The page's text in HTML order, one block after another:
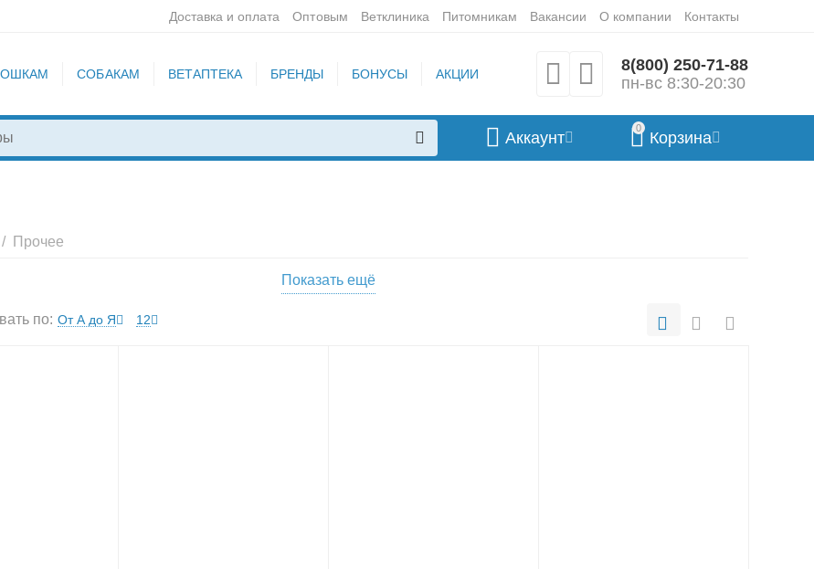
Доставка и оплата Оптовым Ветклиника Питомникам Вакансии О компании Контакты
СОБАКАМ ВЕТАПТЕКА БРЕНДЫ БОНУСЫ АКЦИИ
8(800) 250-71-88
пн-вс 8:30-20:30
0
Корзина
Аккаунт
/ Прочее
Показать ещё
по: От А до Я 12